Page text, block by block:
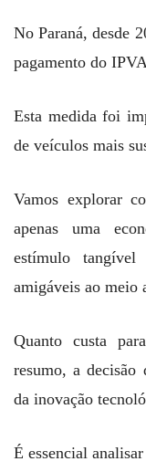
No Paraná, desde
pagamento do
Esta medida foi
de veículos mais
Vamos explorar
apenas uma
estímulo
amigáveis ao meio
Quanto custa
resumo, a
da inovação
É essencial